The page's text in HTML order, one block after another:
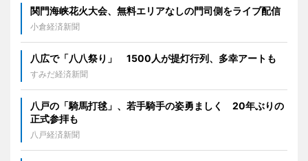
関門海峡花火大会、無料エリアなしの門司側をライブ配信
小倉経済新聞
八広で「八八祭り」 1500人が提灯行列、多幸アートも
すみだ経済新聞
八戸の「騎馬打毬」、若手騎手の姿勇ましく 20年ぶりの
正式参拝も
八戸経済新聞